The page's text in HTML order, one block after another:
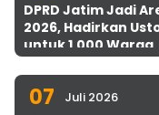
DPRD Jatim Jadi
2026, Hadirkan
untuk 1.000 Warga
07 Juli 2026